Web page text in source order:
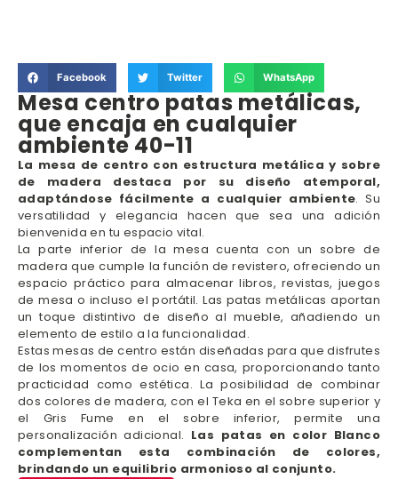
Facebook Twitter WhatsApp
Mesa centro patas metálicas,
que encaja en cualquier
ambiente 40-11
La mesa de centro con estructura metálica y sobre
de madera destaca por su diseño atemporal,
adaptándose fácilmente a cualquier ambiente. Su
versatilidad y elegancia hacen que sea una adición
bienvenida en tu espacio vital.
La parte inferior de la mesa cuenta con un sobre de
madera que cumple la función de revistero, ofreciendo un
espacio práctico para almacenar libros, revistas, juegos
de mesa o incluso el portátil. Las patas metálicas aportan
un toque distintivo de diseño al mueble, añadiendo un
elemento de estilo a la funcionalidad.
Estas mesas de centro están diseñadas para que disfrutes
de los momentos de ocio en casa, proporcionando tanto
practicidad como estética. La posibilidad de combinar
dos colores de madera, con el Teka en el sobre superior y
el Gris Fume en el sobre inferior, permite una
personalización adicional. Las patas en color Blanco
complementan esta combinación de colores,
brindando un equilibrio armonioso al conjunto.